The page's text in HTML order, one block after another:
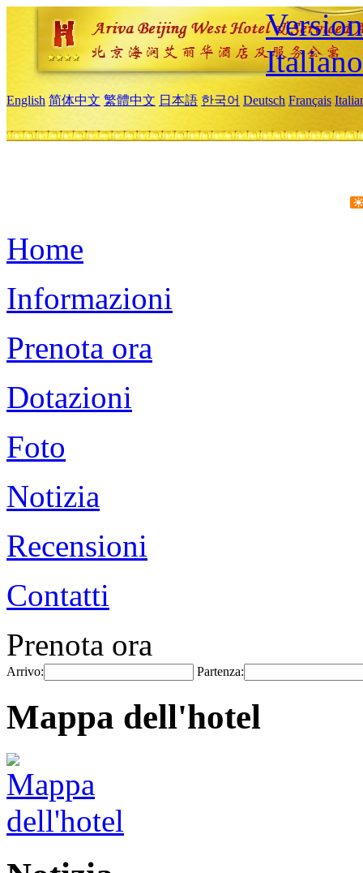
Italiano
English 简体中文 繁體中文 日本語 한국어 Deutsch Français
Home
Informazioni
Prenota ora
Dotazioni
Foto
Notizia
Recensioni
Contatti
Prenota ora
Arrivo: Partenza:
Mappa dell'hotel